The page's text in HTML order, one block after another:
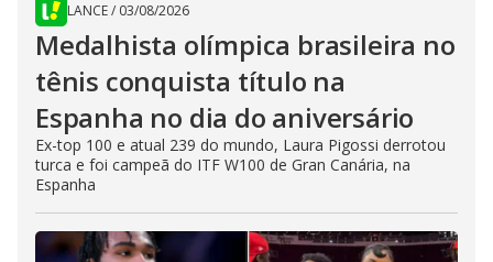
LANCE/ 03/08/2026
Medalhista olímpica brasileira no
tênis conquista título na
Espanha no dia do aniversário
Ex-top 100 e atual 239 do mundo, Laura Pigossi derrotou
turca e foi campeã do ITF W100 de Gran Canária, na
Espanha